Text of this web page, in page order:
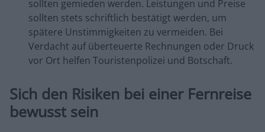
sollten gemieden werden. Leistungen und Preise
sollten stets schriftlich bestätigt werden, um
spätere Unstimmigkeiten zu vermeiden. Bei
Verdacht auf überteuerte Rechnungen oder Druck
vor Ort helfen Touristenpolizei und Botschaft.
Sich den Risiken bei einer Fernreise
bewusst sein